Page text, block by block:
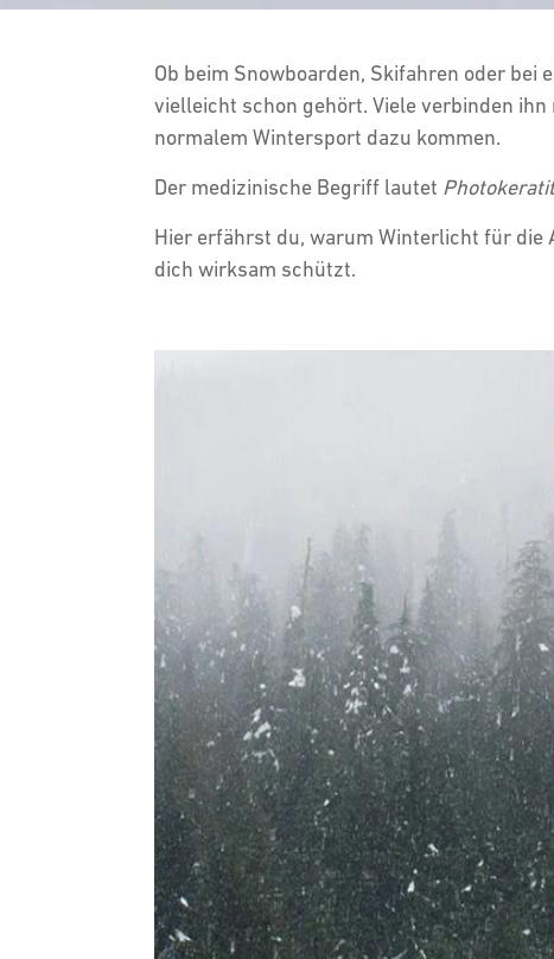
Ob beim Snowboarden, Skifahren oder
vielleicht schon gehört. Viele verbinden
normalem Wintersport dazu kommen.
Der medizinische Begriff lautet
Hier erfährst du, warum Winterlicht für die
dich wirksam schützt.